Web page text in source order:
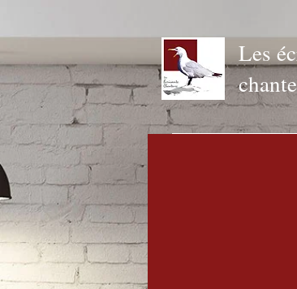
Les